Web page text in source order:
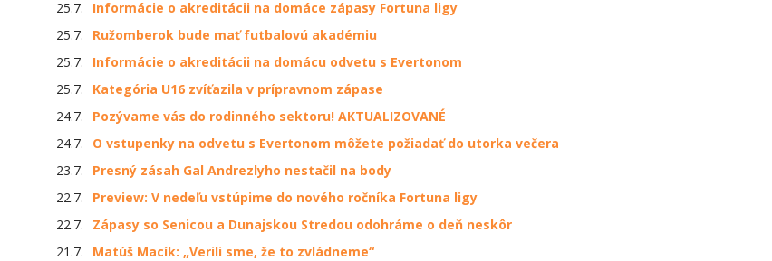
25.7.
Informácie o akreditácii na domáce zápasy Fortuna ligy
25.7.
Ružomberok bude mať futbalovú akadémiu
25.7.
Informácie o akreditácii na domácu odvetu s Evertonom
25.7.
Kategória U16 zvíťazila v prípravnom zápase
24.7.
Pozývame vás do rodinného sektoru! AKTUALIZOVANÉ
24.7.
O vstupenky na odvetu s Evertonom môžete požiadať do utorka večera
23.7.
Presný zásah Gal Andrezlyho nestačil na body
22.7.
Preview: V nedeľu vstúpime do nového ročníka Fortuna ligy
22.7.
Zápasy so Senicou a Dunajskou Stredou odohráme o deň neskôr
21.7.
Matúš Macík: „Verili sme, že to zvládneme“